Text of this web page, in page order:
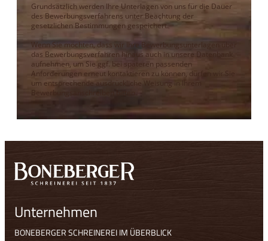
Grundsätzlich werden Ihre Unterlagen von uns für die Dauer
des Bewerbungsverfahrens unter Beachtung der
gesetzlichen Bestimmungen gespeichert.
Wenn Sie möchten, dass wir Ihre Bewerbungsunterlagen über
das Bewerbungsverfahren hinaus auch in unsere Datenbank
aufnehmen, um Sie ggf. bei späteren passenden
Anforderungen erneut kontaktieren zu können, dürfen wir Sie
um entsprechende ausdrückliche Weisung in Ihrem
Bewerbungsanschreiben bitten.
Unternehmen
BONEBERGER SCHREINEREI IM ÜBERBLICK